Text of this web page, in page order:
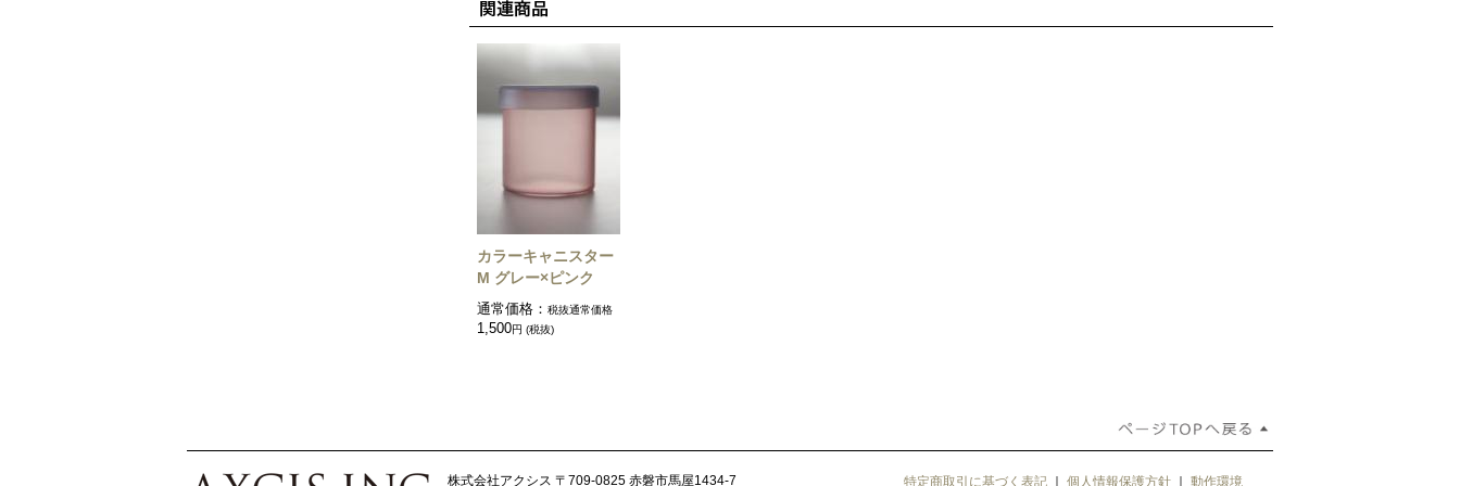
カラーキャニスター
M グレー×ピンク
通常価格： 税抜通常価格
1,500円 (税抜)
株式会社アクシス 〒709-0825 赤磐市馬屋1434-7 特定商取引に基づく表記 ｜ 個人情報保護方針 ｜ 動作環境